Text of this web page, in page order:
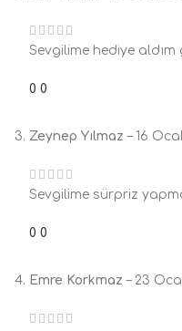
Sevgilime hediye
0 0
Zeynep Yılmaz– 16
Sevgilime sürpriz
0 0
Emre Korkmaz– 23